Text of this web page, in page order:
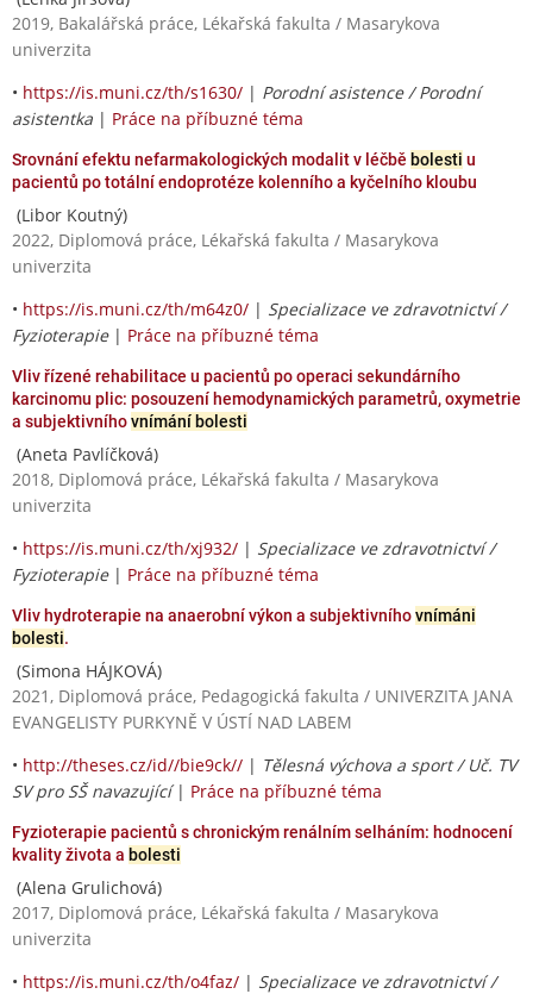
2019, Bakalářská práce, Lékařská fakulta / Masarykova
univerzita
• https://is.muni.cz/th/s1630/ | Porodní asistence / Porodní
asistentka | Práce na příbuzné téma
Srovnání efektu nefarmakologických modalit v léčbě bolesti u
pacientů po totální endoprotéze kolenního a kyčelního kloubu
(Libor Koutný)
2022, Diplomová práce, Lékařská fakulta / Masarykova
univerzita
• https://is.muni.cz/th/m64z0/ | Specializace ve zdravotnictví /
Fyzioterapie| Práce na příbuzné téma
Vliv řízené rehabilitace u pacientů po operaci sekundárního
karcinomu plic: posouzení hemodynamických parametrů, oxymetrie
a subjektivníhovnímání bolesti
(Aneta Pavlíčková)
2018, Diplomová práce, Lékařská fakulta / Masarykova
univerzita
• https://is.muni.cz/th/xj932/ | Specializace ve zdravotnictví /
Fyzioterapie| Práce na příbuzné téma
Vliv hydroterapie na anaerobní výkon a subjektivníhovnímáni
bolesti.
(Simona HÁJKOVÁ)
2021, Diplomová práce, Pedagogická fakulta / UNIVERZITA JANA
EVANGELISTY PURKYNĚ V ÚSTÍ NAD LABEM
• http://theses.cz/id//bie9ck// | Tělesná výchova a sport / Uč. TV
SV pro SŠ navazující| Práce na příbuzné téma
Fyzioterapie pacientů s chronickým renálním selháním: hodnocení
kvality života a bolesti
(Alena Grulichová)
2017, Diplomová práce, Lékařská fakulta / Masarykova
univerzita
• https://is.muni.cz/th/o4faz/ | Specializace ve zdravotnictví /